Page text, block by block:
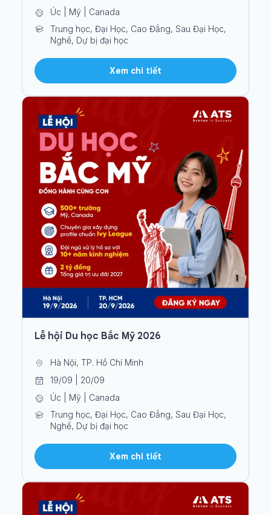
Úc | Mỹ | Canada
Trung học, Đại Học, Cao Đẳng, Sau Đại Học,
Nghề, Dự bị đại học
Xem chi tiết
Lễ hội Du học Bắc Mỹ 2026
Hà Nội, TP. Hồ Chí Minh
19/09 | 20/09
Úc | Mỹ | Canada
Trung học, Đại Học, Cao Đẳng, Sau Đại Học,
Nghề, Dự bị đại học
Xem chi tiết